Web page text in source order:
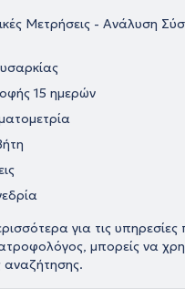
Μετρήσεις - Ανάλυση
15 ημερών
για τις
μπορείς να
αναζήτησης.